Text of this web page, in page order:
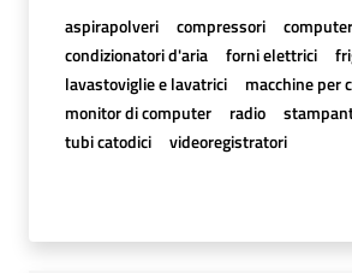
aspirapolveri compressori
computer
condizionatori d'aria
forni elettrici
lavastoviglie e lavatrici
macchine per
monitor di computer
radio
tubi catodici
videoregistratori